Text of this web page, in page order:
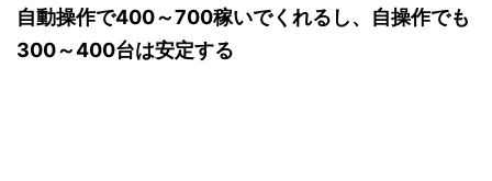
自動操作で400～700稼いでくれるし、自操作でも